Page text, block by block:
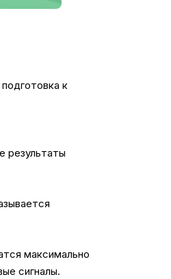
к
результаты
максимально
сигналы.